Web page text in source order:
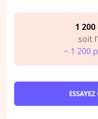
1
soit
~ 1 200